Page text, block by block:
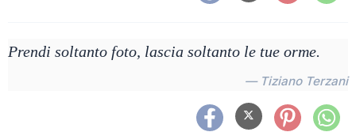
Prendi soltanto foto, lascia soltanto le tue orme.
— Tiziano Terzani